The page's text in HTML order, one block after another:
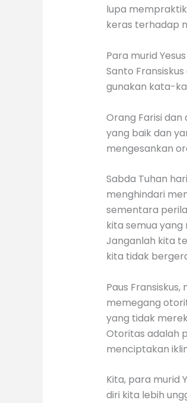
lupa
keras terhadap
Para murid
Santo
gunakan kata-
Orang Farisi
yang baik dan
mengesankan
Sabda Tuhan
menghindari
sementara
kita semua
Janganlah kita
kita tidak
Paus
memegang
yang tidak
Otoritas adalah
menciptakan
Kita, para murid
diri kita lebih